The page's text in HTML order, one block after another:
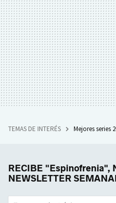
TEMAS DE INTERÉS Mejores series
RECIBE "Espinofrenia",
NEWSLETTER